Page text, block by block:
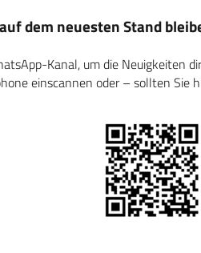
dem neuesten Stand
Kanal, um die Neuigkeiten
einscannen oder – sollten Sie